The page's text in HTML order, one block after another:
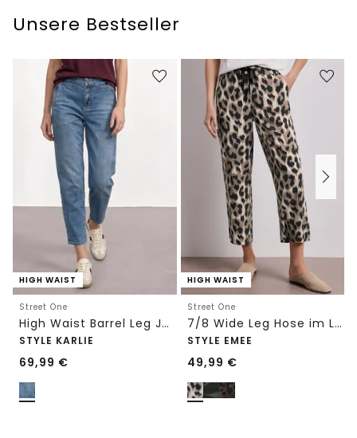
Unsere Bestseller
HIGH WAIST
Street One
High Waist Barrel Leg Jeans im Loose Fit
STYLE KARLIE
69,99 €
HIGH WAIST
Street One
7/8 Wide Leg Hose im Loose Fit mit Print
STYLE EMEE
49,99 €